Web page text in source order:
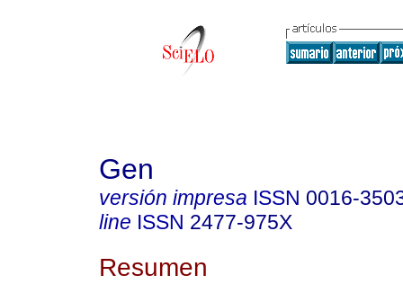
Gen
versión impresa ISSN 0016-
line ISSN 2477-975X
Resumen